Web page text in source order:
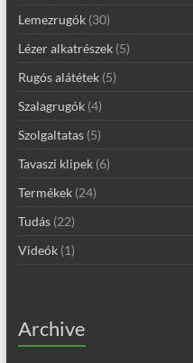
Lemezrugók(30)
Lézer alkatrészek(5)
Rugós alátétek(5)
Szalagrugók(4)
Szolgaltatas(5)
Tavaszi klipek(6)
Termékek(24)
Tudás(22)
Videók(1)
Archive